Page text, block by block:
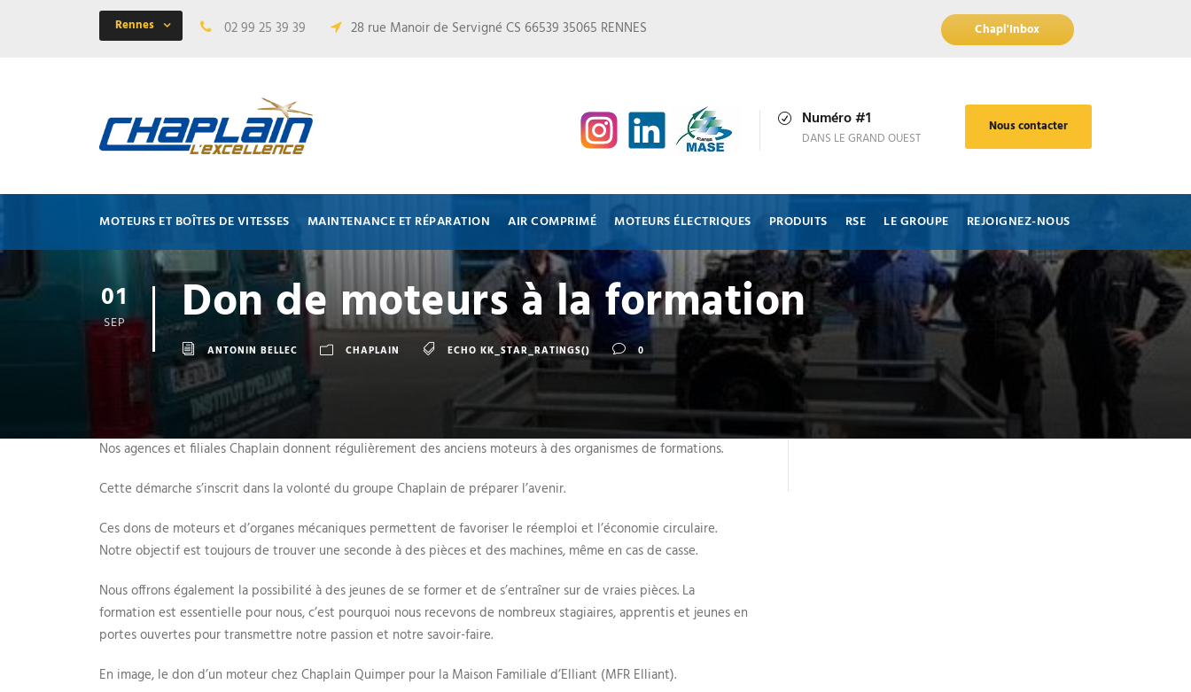
Rennes 02 99 25 39 39 28 rue Manoir de Servigné CS 66539 35065 RENNES Chapl'Inbox
Numéro #1
DANS LE GRAND OUEST
Nous contacter
MOTEURS ET BOÎTES DE VITESSES MAINTENANCE ET RÉPARATION AIR COMPRIMÉ MOTEURS ÉLECTRIQUES PRODUITS RSE LE GROUPE REJOIGNEZ-NOUS
01
SEP Don de moteurs à la formation
ANTONIN BELLEC CHAPLAIN ECHO KK_STAR_RATINGS() 0
Nos agences et filiales Chaplain donnent régulièrement des anciens moteurs à des organismes de formations.
Cette démarche s’inscrit dans la volonté du groupe Chaplain de préparer l’avenir.
Ces dons de moteurs et d’organes mécaniques permettent de favoriser le réemploi et l’économie circulaire.
Notre objectif est toujours de trouver une seconde à des pièces et des machines, même en cas de casse.
Nous offrons également la possibilité à des jeunes de se former et de s’entraîner sur de vraies pièces. La
formation est essentielle pour nous, c’est pourquoi nous recevons de nombreux stagiaires, apprentis et jeunes en
portes ouvertes pour transmettre notre passion et notre savoir-faire.
En image, le don d’un moteur chez Chaplain Quimper pour la Maison Familiale d’Elliant (MFR Elliant).